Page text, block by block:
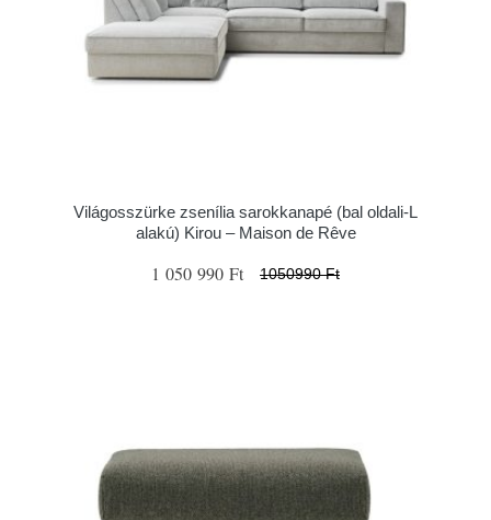
Világosszürke zsenília sarokkanapé (bal oldali-L
alakú) Kirou – Maison de Rêve
1 050 990 Ft 1050990 Ft